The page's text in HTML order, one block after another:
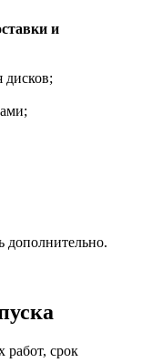
и
дисков;
дополнительно.
работ, срок